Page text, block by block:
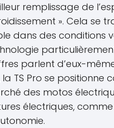
remplissage de
». Cela se
dans des conditions
parlent d’eux-
la TS Pro se positionne
des motos
électriques,